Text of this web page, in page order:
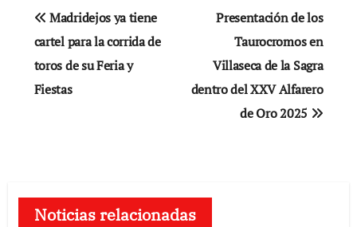
Navegación
de
entradas
Madridejos ya tiene
cartel para la corrida de
toros de su Feria y
Fiestas
Presentación de los
Taurocromos en
Villaseca de la Sagra
dentro del XXV Alfarero
de Oro 2025
Noticias relacionadas